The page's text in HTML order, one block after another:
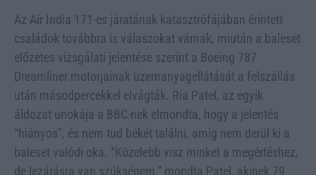
Az Air India 171-es járatának katasztrófájában érintett
családok továbbra is válaszokat várnak, miután a baleset
előzetes vizsgálati jelentése szerint a Boeing 787
Dreamliner motorjainak üzemanyagellátását a felszállás
után másodpercekkel elvágták. Ria Patel, az egyik
áldozat unokája a BBC-nek elmondta, hogy a jelentés
“hiányos”, és nem tud békét találni, amíg nem derül ki a
baleset valódi oka. “Közelebb visz minket a megértéshez,
de lezárásra van szükségem,” mondta Patel, akinek 79